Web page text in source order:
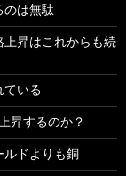
のは無駄
上昇はこれからも続
ている
昇するのか？
ルドよりも銅